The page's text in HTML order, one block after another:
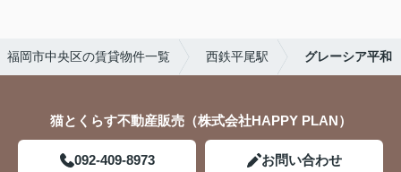
福岡市中央区の賃貸物件一覧 西鉄平尾駅 グレーシア平和
猫とくらす不動産販売（株式会社HAPPY PLAN）
092-409-8973 お問い合わせ